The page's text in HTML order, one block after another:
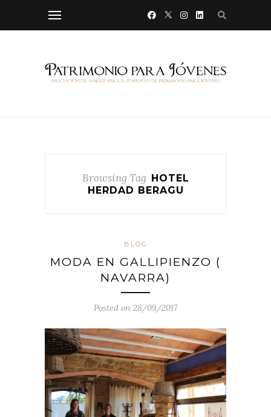
Browsing Tag
HOTEL
HERDAD BERAGU
BLOG
MODA EN GALLIPIENZO (
NAVARRA)
Posted on 28/09/2017